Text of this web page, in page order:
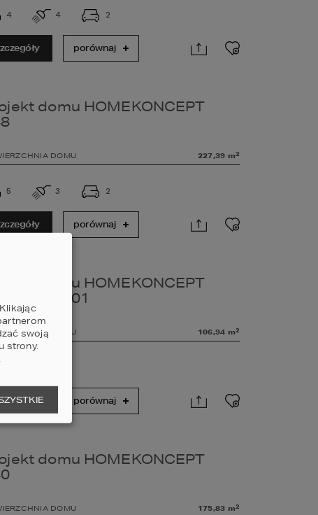
4 4 2
porównaj
domu HOMEKONCEPT
DOMU 227,39 m2
5 3 2
porównaj
domu HOMEKONCEPT
wariant 01
DOMU 106,94 m2
porównaj
domu HOMEKONCEPT
DOMU 175,83 m2
swoją
strony.
.